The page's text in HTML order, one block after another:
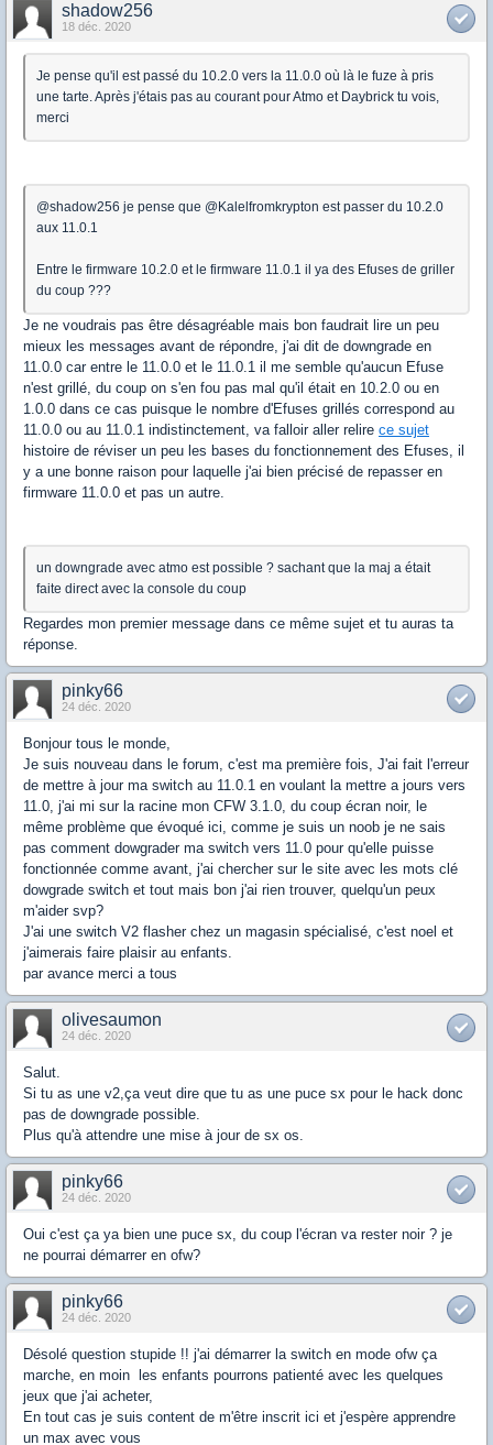
shadow256
18 déc. 2020
Je pense qu'il est passé du 10.2.0 vers la 11.0.0 où là le fuze à pris
une tarte. Après j'étais pas au courant pour Atmo et Daybrick tu vois,
merci
@shadow256 je pense que @Kalelfromkrypton est passer du 10.2.0
aux 11.0.1
Entre le firmware 10.2.0 et le firmware 11.0.1 il ya des Efuses de griller
du coup ???
Je ne voudrais pas être désagréable mais bon faudrait lire un peu
mieux les messages avant de répondre, j'ai dit de downgrade en
11.0.0 car entre le 11.0.0 et le 11.0.1 il me semble qu'aucun Efuse
n'est grillé, du coup on s'en fou pas mal qu'il était en 10.2.0 ou en
1.0.0 dans ce cas puisque le nombre d'Efuses grillés correspond au
11.0.0 ou au 11.0.1 indistinctement, va falloir aller relire ce sujet
histoire de réviser un peu les bases du fonctionnement des Efuses, il
y a une bonne raison pour laquelle j'ai bien précisé de repasser en
firmware 11.0.0 et pas un autre.
un downgrade avec atmo est possible ? sachant que la maj a était
faite direct avec la console du coup
Regardes mon premier message dans ce même sujet et tu auras ta
réponse.
pinky66
24 déc. 2020
Bonjour tous le monde,
Je suis nouveau dans le forum, c'est ma première fois, J'ai fait l'erreur
de mettre à jour ma switch au 11.0.1 en voulant la mettre a jours vers
11.0, j'ai mi sur la racine mon CFW 3.1.0, du coup écran noir, le
même problème que évoqué ici, comme je suis un noob je ne sais
pas comment dowgrader ma switch vers 11.0 pour qu'elle puisse
fonctionnée comme avant, j'ai chercher sur le site avec les mots clé
dowgrade switch et tout mais bon j'ai rien trouver, quelqu'un peux
m'aider svp?
J'ai une switch V2 flasher chez un magasin spécialisé, c'est noel et
j'aimerais faire plaisir au enfants.
par avance merci a tous
olivesaumon
24 déc. 2020
Salut.
Si tu as une v2,ça veut dire que tu as une puce sx pour le hack donc
pas de downgrade possible.
Plus qu'à attendre une mise à jour de sx os.
pinky66
24 déc. 2020
Oui c'est ça ya bien une puce sx, du coup l'écran va rester noir ? je
ne pourrai démarrer en ofw?
pinky66
24 déc. 2020
Désolé question stupide !! j'ai démarrer la switch en mode ofw ça
marche, en moin les enfants pourrons patienté avec les quelques
jeux que j'ai acheter,
En tout cas je suis content de m'être inscrit ici et j'espère apprendre
un max avec vous